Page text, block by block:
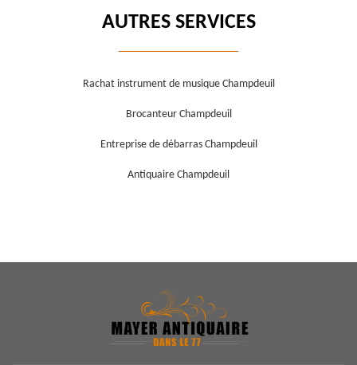
AUTRES SERVICES
Rachat instrument de musique Champdeuil
Brocanteur Champdeuil
Entreprise de débarras Champdeuil
Antiquaire Champdeuil